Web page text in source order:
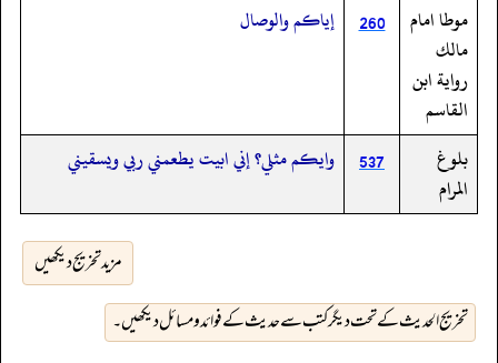
موطا امام
مالك
رواية ابن
القاسم
260 إياكم والوصال
بلوغ
المرام
537 وايكم مثلي؟ إني ابيت يطعمني ربي ويسقيني
مزید تخریج دیکھیں
تخریج الحدیث کے تحت دیگر کتب سے حدیث کے فوائد و مسائل دیکھیں۔